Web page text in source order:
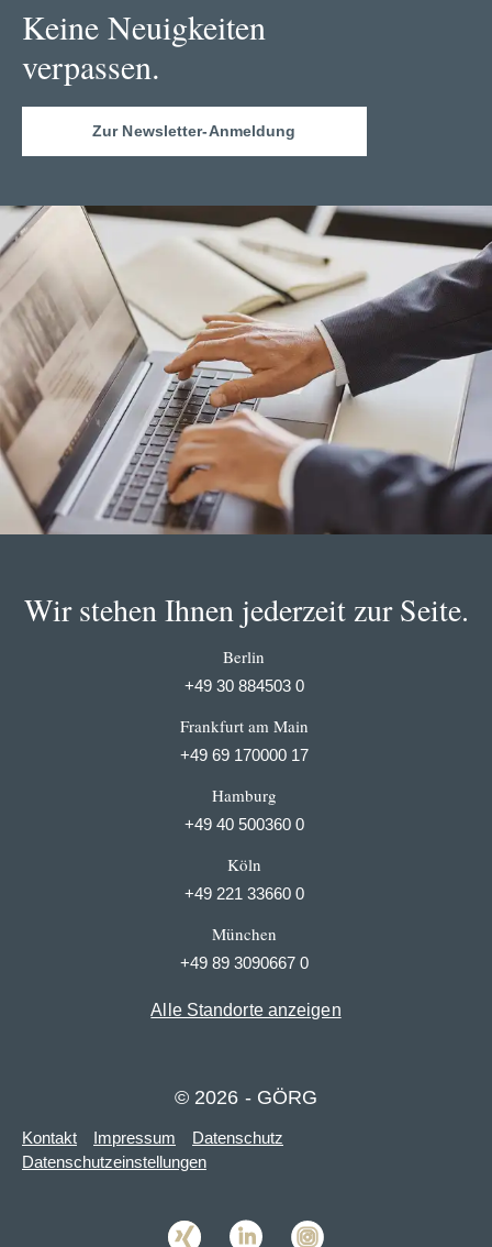
Keine Neuigkeiten
verpassen.
Zur Newsletter-Anmeldung
Wir stehen Ihnen jederzeit zur Seite.
Berlin
+49 30 884503 0
Frankfurt am Main
+49 69 170000 17
Hamburg
+49 40 500360 0
Köln
+49 221 33660 0
München
+49 89 3090667 0
Alle Standorte anzeigen
© 2026 - GÖRG
Kontakt Impressum
Datenschutz
Datenschutzeinstellungen